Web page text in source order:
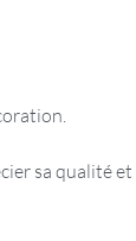
sa qualité et